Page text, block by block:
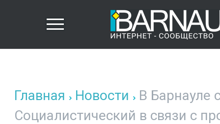
Главная Новости В Барнауле
Социалистический в связи с